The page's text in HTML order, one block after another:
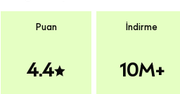
Puan
4.4
İndirme
10M+